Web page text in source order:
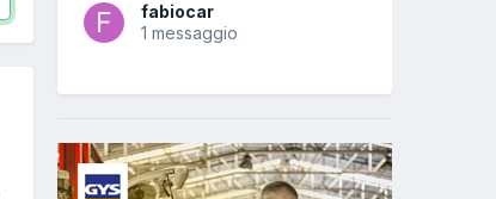
fabiocar
1 messaggio